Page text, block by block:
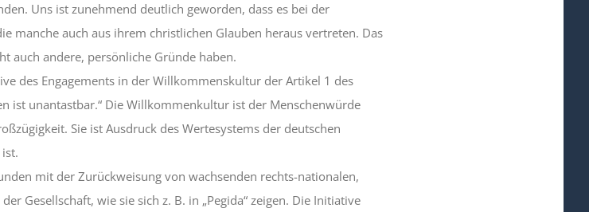
Uns ist zunehmend deutlich geworden, dass es bei der
manche auch aus ihrem christlichen Glauben heraus vertreten. Das
auch andere, persönliche Gründe haben.
des Engagements in der Willkommenskultur der Artikel 1 des
ist unantastbar.“ Die Willkommenkultur ist der Menschenwürde
Sie ist Ausdruck des Wertesystems der deutschen
mit der Zurückweisung von wachsenden rechts-nationalen,
Gesellschaft, wie sie sich z. B. in „Pegida“ zeigen. Die Initiative